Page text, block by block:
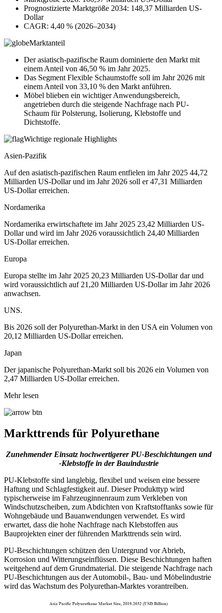
Prognostizierte Marktgröße 2034: 148,37 Milliarden US-
Dollar
CAGR: 4,40 % (2026–2034)
Marktanteil
Der asiatisch-pazifische Raum dominierte den Markt mit
einem Anteil von 46,50 % im Jahr 2025.
Das Segment Flexible Schaumstoffe soll im Jahr 2026 mit
einem Anteil von 33,10 % den Markt anführen.
Möbel blieben ein wichtiger Anwendungsbereich,
angetrieben durch die steigende Nachfrage nach PU-
Schaum für Polsterung, Isolierung, Klebstoffe und
Dichtstoffe.
Wichtige regionale Highlights
Asien-Pazifik
Auf den asiatisch-pazifischen Raum entfielen im Jahr 2025 44,72
Milliarden US-Dollar und im Jahr 2026 soll er 47,31 Milliarden
US-Dollar erreichen.
Nordamerika
Nordamerika erwirtschaftete im Jahr 2025 23,42 Milliarden US-
Dollar und wird im Jahr 2026 voraussichtlich 24,40 Milliarden
US-Dollar erreichen.
Europa
Europa stellte im Jahr 2025 20,23 Milliarden US-Dollar dar und
wird voraussichtlich auf 21,20 Milliarden US-Dollar im Jahr 2026
anwachsen.
UNS.
Bis 2026 soll der Polyurethan-Markt in den USA ein Volumen von
20,12 Milliarden US-Dollar erreichen.
Japan
Der japanische Polyurethan-Markt soll bis 2026 ein Volumen von
2,47 Milliarden US-Dollar erreichen.
Mehr lesen
Markttrends für Polyurethane
Zunehmender Einsatz hochwertigerer PU-Beschichtungen und
-Klebstoffe in der Bauindustrie
PU-Klebstoffe sind langlebig, flexibel und weisen eine bessere
Haftung und Schlagfestigkeit auf. Dieser Produkttyp wird
typischerweise im Fahrzeuginnenraum zum Verkleben von
Windschutzscheiben, zum Abdichten von Kraftstofftanks sowie für
Wohngebäude und Bauanwendungen verwendet. Es wird
erwartet, dass die hohe Nachfrage nach Klebstoffen aus
Bauprojekten einer der führenden Markttrends sein wird.
PU-Beschichtungen schützen den Untergrund vor Abrieb,
Korrosion und Witterungseinflüssen. Diese Beschichtungen haften
weitgehend auf dem Grundmaterial. Die steigende Nachfrage nach
PU-Beschichtungen aus der Automobil-, Bau- und Möbelindustrie
wird das Wachstum des Polyurethan-Marktes vorantreiben.